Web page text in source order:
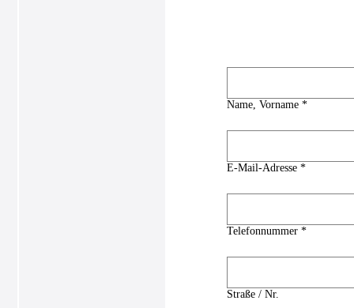
Name, Vorname *
E-Mail-Adresse *
Telefonnummer *
Straße / Nr.